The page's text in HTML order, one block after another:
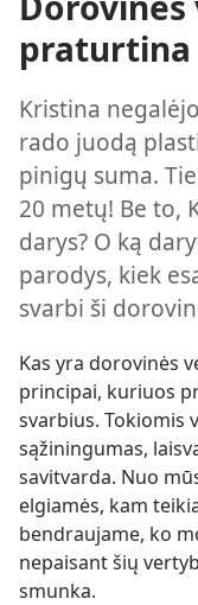
praturtina
Kristina
rado juodą
pinigų suma.
20 metų! Be to,
darys? O ką
parodys, kiek
svarbi ši
Kas yra dorovinės
principai, kuriuos
svarbius. Tokiomis
sąžiningumas,
savitvarda. Nuo
elgiamės, kam
bendraujame, ko
nepaisant šių
smunka.